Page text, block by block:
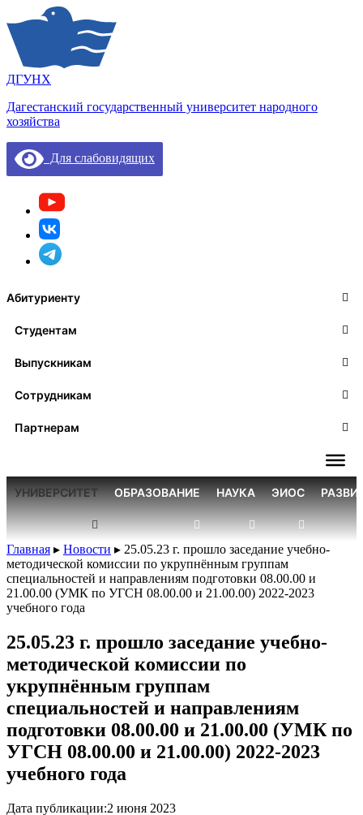
ДГУНХ
Дагестанский государственный университет народного
хозяйства
Для слабовидящих
Абитуриенту
Студентам
Выпускникам
Сотрудникам
Партнерам
УНИВЕРСИТЕТ ОБРАЗОВАНИЕ НАУКА ЭИОС
Главная ▸ Новости ▸ 25.05.23 г. прошло заседание учебно-
методической комиссии по укрупнённым группам
специальностей и направлениям подготовки 08.00.00 и
21.00.00 (УМК по УГСН 08.00.00 и 21.00.00) 2022-2023
учебного года
25.05.23 г. прошло заседание учебно-
методической комиссии по
укрупнённым группам
специальностей и направлениям
подготовки 08.00.00 и 21.00.00 (УМК по
УГСН 08.00.00 и 21.00.00) 2022-2023
учебного года
Дата публикации:2 июня 2023